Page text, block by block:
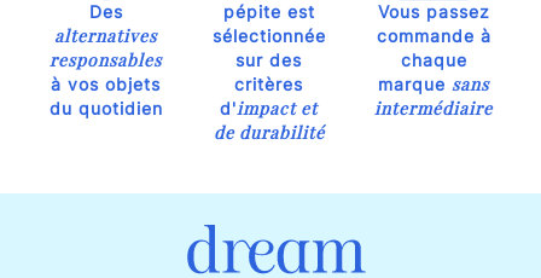
Des
alternatives
responsables
à vos objets
du quotidien
pépite est
sélectionnée
sur des
critères
d'impact et
de durabilité
Vous passez
commande à
chaque
marque sans
intermédiaire